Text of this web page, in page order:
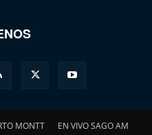
MONTT EN VIVO SAGO AM